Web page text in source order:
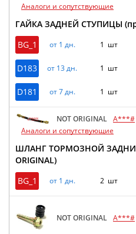
Аналоги и сопутствующие
ГАЙКА ЗАДНЕЙ СТУПИЦЫ
BG_1
от 1 дн. 1 шт
D183 от 13 дн. 1 шт
D181 от 7 дн. 1 шт
NOT ORIGINAL A***#
Аналоги и сопутствующие
ШЛАНГ ТОРМОЗНОЙ ЗАДНИЙ
ORIGINAL)
BG_1
от 1 дн. 2 шт
NOT ORIGINAL A***#